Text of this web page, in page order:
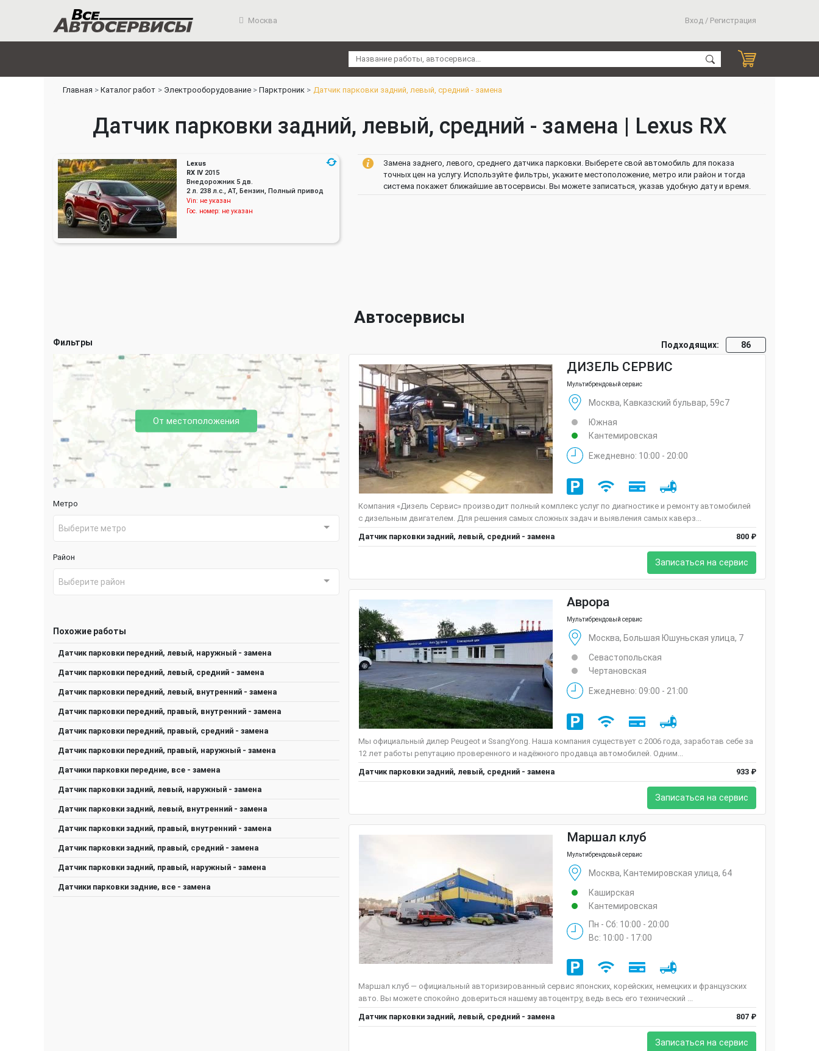
Москва Вход / Регистрация
Главная Каталог работ Электрооборудование Парктроник Датчик парковки задний, левый, средний - замена
Датчик парковки задний, левый, средний - замена | Lexus RX
Lexus
RX IV 2015
Внедорожник 5 дв.
2 л. 238 л.с., AT, Бензин, Полный привод
Vin: не указан
Гос. номер: не указан
Замена заднего, левого, среднего датчика парковки. Выберете свой автомобиль для показа
точных цен на услугу. Используйте фильтры, укажите местоположение, метро или район и тогда
система покажет ближайшие автосервисы. Вы можете записаться, указав удобную дату и время.
Автосервисы
Фильтры
От местоположения
Метро
Выберите метро
Район
Выберите район
Похожие работы
Датчик парковки передний, левый, наружный - замена
Датчик парковки передний, левый, средний - замена
Датчик парковки передний, левый, внутренний - замена
Датчик парковки передний, правый, внутренний - замена
Датчик парковки передний, правый, средний - замена
Датчик парковки передний, правый, наружный - замена
Датчики парковки передние, все - замена
Датчик парковки задний, левый, наружный - замена
Датчик парковки задний, левый, внутренний - замена
Датчик парковки задний, правый, внутренний - замена
Датчик парковки задний, правый, средний - замена
Датчик парковки задний, правый, наружный - замена
Датчики парковки задние, все - замена
Подходящих: 86
ДИЗЕЛЬ СЕРВИС
Мультибрендовый сервис
Москва, Кавказский бульвар, 59с7
Южная
Кантемировская
Ежедневно: 10:00 - 20:00
Компания «Дизель Сервис» производит полный комплекс услуг по диагностике и ремонту автомобилей
с дизельным двигателем. Для решения самых сложных задач и выявления самых каверз...
Датчик парковки задний, левый, средний - замена
800 ₽
Записаться на сервис
Аврора
Мультибрендовый сервис
Москва, Большая Юшуньская улица, 7
Севастопольская
Чертановская
Ежедневно: 09:00 - 21:00
Мы официальный дилер Peugeot и SsangYong. Наша компания существует с 2006 года, заработав себе за
12 лет работы репутацию проверенного и надёжного продавца автомобилей. Одним...
Датчик парковки задний, левый, средний - замена
933 ₽
Записаться на сервис
Маршал клуб
Мультибрендовый сервис
Москва, Кантемировская улица, 64
Каширская
Кантемировская
Пн - Сб: 10:00 - 20:00
Вс: 10:00 - 17:00
Маршал клуб — официальный авторизированный сервис японских, корейских, немецких и французских
авто. Вы можете спокойно довериться нашему автоцентру, ведь весь его технический ...
Датчик парковки задний, левый, средний - замена
807 ₽
Записаться на сервис